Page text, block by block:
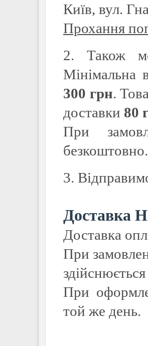
Київ, вул.
Прохання
2. Також
Мінімальна
300 грн.
доставки 80
При
безкоштовно.
3.
Доставка
Доставка
При
При
той же день.